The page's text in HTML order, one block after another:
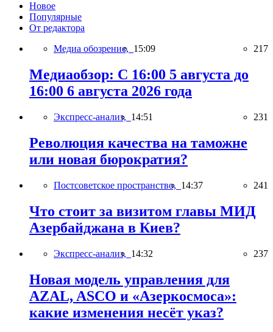
Новое
Популярные
От редактора
Медиа обозрение, 15:09 217
Медиаобзор: С 16:00 5 августа до
16:00 6 августа 2026 года
Экспресс-анализ, 14:51 231
Революция качества на таможне
или новая бюрократия?
Постсоветское пространство, 14:37 241
Что стоит за визитом главы МИД
Азербайджана в Киев?
Экспресс-анализ, 14:32 237
Новая модель управления для
AZAL, ASCO и «Азеркосмоса»:
какие изменения несёт указ?